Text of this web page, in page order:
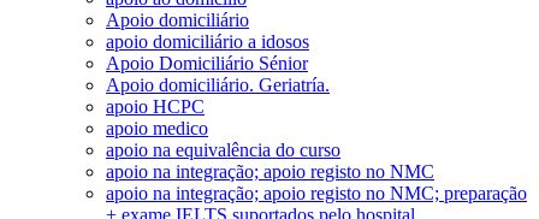
Apoio domiciliário
apoio domiciliário a idosos
Apoio Domiciliário Sénior
Apoio domiciliário. Geriatría.
apoio HCPC
apoio medico
apoio na equivalência do curso
apoio na integração; apoio registo no NMC
apoio na integração; apoio registo no NMC; preparação
+ exame IELTS suportados pelo hospital